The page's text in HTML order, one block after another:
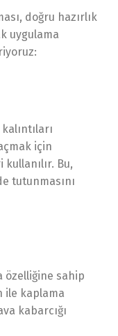
doğru hazırlık
uygulama
için
Bu,
tutunmasını
özelliğine sahip
ile kaplama
kabarcığı